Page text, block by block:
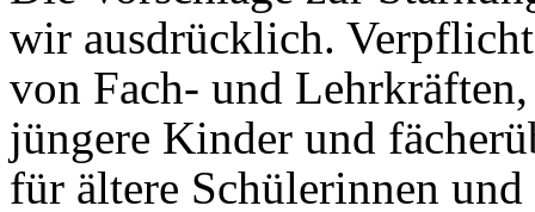
wir ausdrücklich.
von Fach- und
jüngere Kinder und
für ältere Schülerinnen